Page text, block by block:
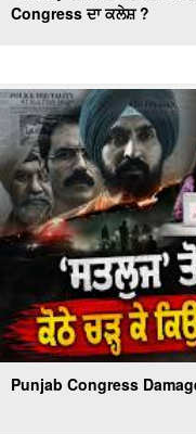
Congress ਦਾ ਕਲੇਸ਼ ?
Punjab Congress